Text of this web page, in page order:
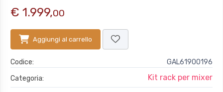
€ 1.999,00
Aggiungi al carrello
Codice:
GAL61900196
Categoria:
Kit rack per mixer